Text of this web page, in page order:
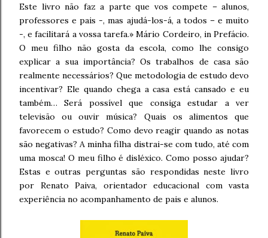
Este livro não faz a parte que vos compete – alunos,
professores e pais -, mas ajudá-los-á, a todos – e muito
-, e facilitará a vossa tarefa.» Mário Cordeiro, in Prefácio.
O meu filho não gosta da escola, como lhe consigo
explicar a sua importância? Os trabalhos de casa são
realmente necessários? Que metodologia de estudo devo
incentivar? Ele quando chega a casa está cansado e eu
também… Será possível que consiga estudar a ver
televisão ou ouvir música? Quais os alimentos que
favorecem o estudo? Como devo reagir quando as notas
são negativas? A minha filha distrai-se com tudo, até com
uma mosca! O meu filho é disléxico. Como posso ajudar?
Estas e outras perguntas são respondidas neste livro
por Renato Paiva, orientador educacional com vasta
experiência no acompanhamento de pais e alunos.